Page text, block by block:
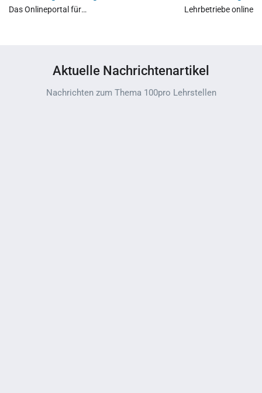
Das Onlineportal für
Lehrbetriebe online
Aktuelle Nachrichtenartikel
Nachrichten zum Thema 100pro Lehrstellen